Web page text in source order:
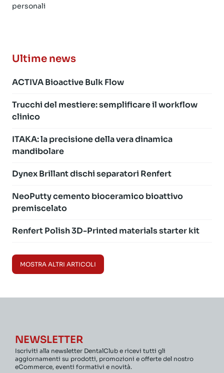
personali
Ultime news
ACTIVA Bioactive Bulk Flow
Trucchi del mestiere: semplificare il workflow
clinico
ITAKA: la precisione della vera dinamica
mandibolare
Dynex Brillant dischi separatori Renfert
NeoPutty cemento bioceramico bioattivo
premiscelato
Renfert Polish 3D-Printed materials starter kit
MOSTRA ALTRI ARTICOLI
NEWSLETTER
Iscriviti alla newsletter DentalClub e ricevi tutti gli
aggiornamenti su prodotti, promozioni e offerte del nostro
eCommerce, eventi formativi e novità.